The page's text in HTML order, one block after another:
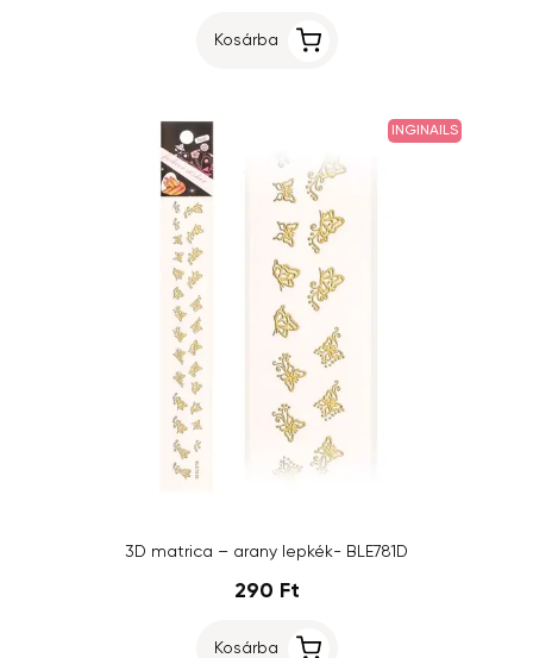
Kosárba
INGINAILS
3D matrica – arany lepkék- BLE781D
290 Ft
Kosárba